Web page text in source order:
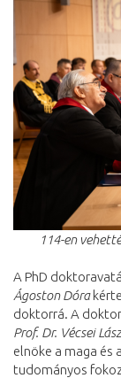
114-en
A PhD
Ágoston Dóra
doktorrá. A
Prof. Dr. Vécsei
elnöke a maga és
tudományos